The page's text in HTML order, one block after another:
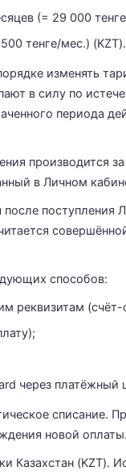
(= 29 000
тенге/мес.) (KZT).
изменять
в силу по
периода
производится
в Личном
поступления
способов:
реквизитам
через платёжный
списание.
новой оплаты.
Казахстан (KZT).